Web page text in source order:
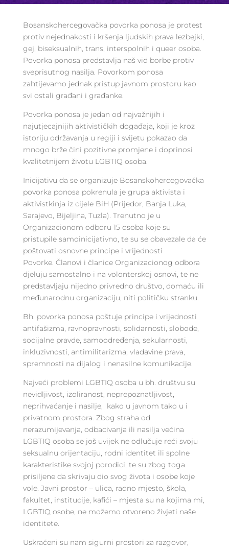
Bosanskohercegovačka povorka ponosa je protest
protiv nejednakosti i kršenja ljudskih prava lezbejki,
gej, biseksualnih, trans, interspolnih i queer osoba.
Povorka ponosa predstavlja naš vid borbe protiv
sveprisutnog nasilja. Povorkom ponosa
zahtijevamo jednak pristup javnom prostoru kao
svi ostali građani i građanke.
Povorka ponosa je jedan od najvažnijih i
najutjecajnijih aktivističkih događaja, koji je kroz
istoriju održavanja u regiji i svijetu pokazao da
mnogo brže čini pozitivne promjene i doprinosi
kvalitetnijem životu LGBTIQ osoba.
Inicijativu da se organizuje Bosanskohercegovačka
povorka ponosa pokrenula je grupa aktivista i
aktivistkinja iz cijele BiH (Prijedor, Banja Luka,
Sarajevo, Bijeljina, Tuzla). Trenutno je u
Organizacionom odboru 15 osoba koje su
pristupile samoinicijativno, te su se obavezale da će
poštovati osnovne principe i vrijednosti
Povorke. Članovi i članice Organizacionog odbora
djeluju samostalno i na volonterskoj osnovi, te ne
predstavljaju nijedno privredno društvo, domaću ili
međunarodnu organizaciju, niti političku stranku.
Bh. povorka ponosa poštuje principe i vrijednosti
antifašizma, ravnopravnosti, solidarnosti, slobode,
socijalne pravde, samoodređenja, sekularnosti,
inkluzivnosti, antimilitarizma, vladavine prava,
spremnosti na dijalog i nenasilne komunikacije.
Najveći problemi LGBTIQ osoba u bh. društvu su
nevidljivost, izoliranost, neprepoznatljivost,
neprihvaćanje i nasilje, kako u javnom tako u i
privatnom prostora. Zbog straha od
nerazumijevanja, odbacivanja ili nasilja većina
LGBTIQ osoba se još uvijek ne odlučuje reći svoju
seksualnu orijentaciju, rodni identitet ili spolne
karakteristike svojoj porodici, te su zbog toga
prisiljene da skrivaju dio svog života i osobe koje
vole. Javni prostor – ulica, radno mjesto, škola,
fakultet, institucije, kafići – mjesta su na kojima mi,
LGBTIQ osobe, ne možemo otvoreno živjeti naše
identitete.
Uskraćeni su nam sigurni prostori za razgovor,